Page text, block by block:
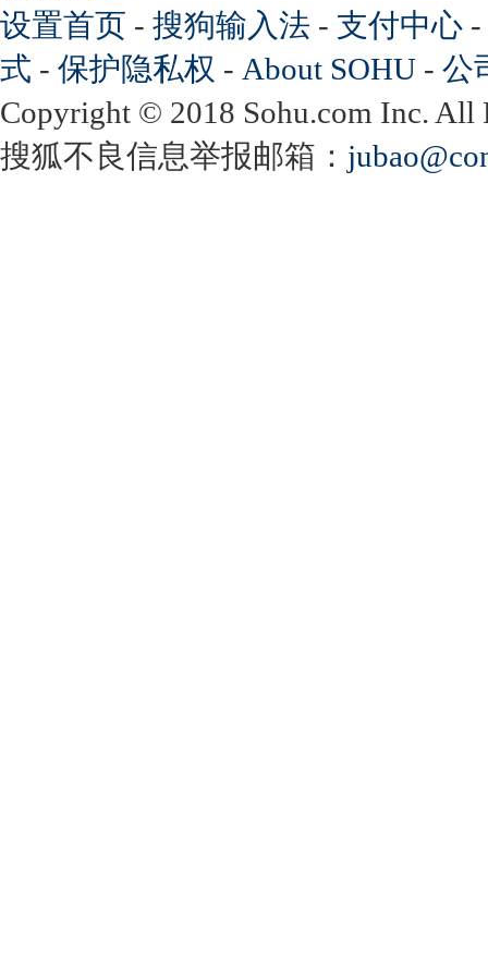
设置首页 - 搜狗输入法 - 支付中心 -
式 - 保护隐私权 - About SOHU - 公
Copyright © 2018 Sohu.com Inc.
搜狐不良信息举报邮箱：